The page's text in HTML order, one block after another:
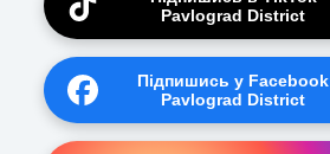
Pavlograd District
Підпишись у Facebook
Pavlograd District